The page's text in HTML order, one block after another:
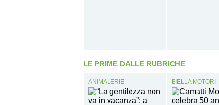
LE PRIME DALLE RUBRICHE
ANIMALERIE BIELLA MOTORI